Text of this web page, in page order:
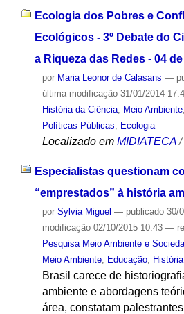
Ecologia dos Pobres e
Ecológicos - 3º Debate do
a Riqueza das Redes - 04
por Maria Leonor de Calasans —
última modificação31/01/2014
História da Ciência, Meio Ambiente,
Políticas Públicas
Ecologia
Localizado em MIDIATECA /
Especialistas questionam
“emprestados” à história
por Sylvia Miguel — publicado30/
modificação02/10/2015 10:43 —
Pesquisa Meio Ambiente e
Meio Ambiente, Educação, História,
Brasil carece de
ambiente e abordagens
área, constatam